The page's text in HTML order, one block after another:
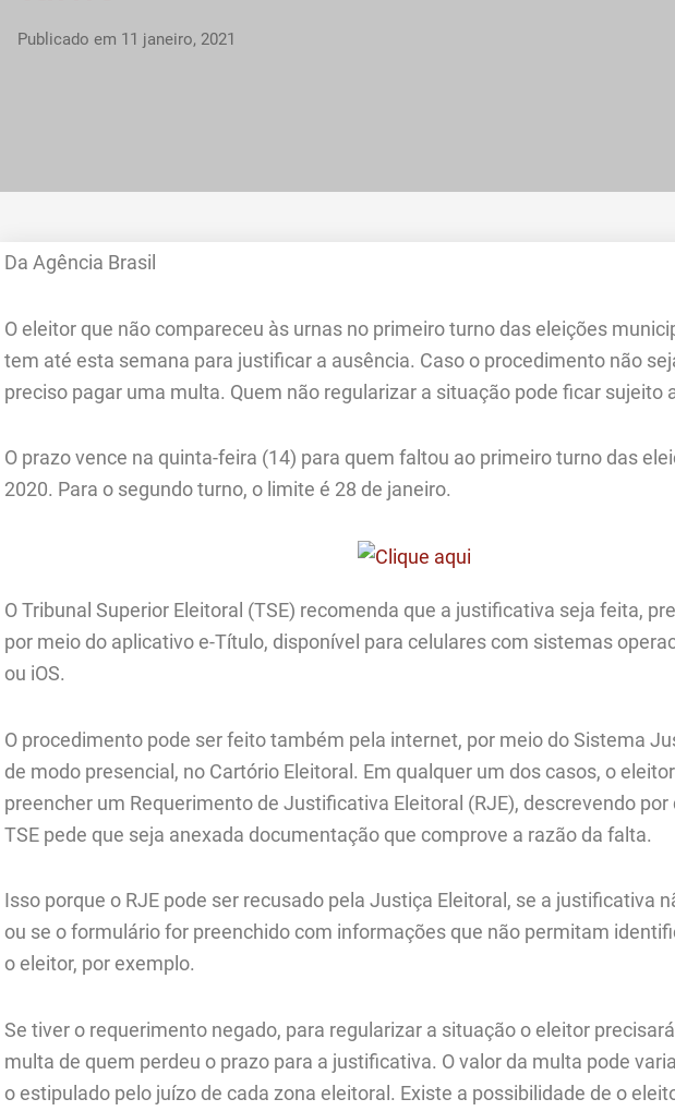
Publicado em 11 janeiro, 2021
Da Agência Brasil
O eleitor que não compareceu às urnas no primeiro turno das eleições
tem até esta semana para justificar a ausência. Caso o procedimento não
preciso pagar uma multa. Quem não regularizar a situação pode ficar sujeito
O prazo vence na quinta-feira (14) para quem faltou ao primeiro turno das
2020. Para o segundo turno, o limite é 28 de janeiro.
O Tribunal Superior Eleitoral (TSE) recomenda que a justificativa seja feita,
por meio do aplicativo e-Título, disponível para celulares com sistemas
ou iOS.
O procedimento pode ser feito também pela internet, por meio do Sistema
de modo presencial, no Cartório Eleitoral. Em qualquer um dos casos, o
preencher um Requerimento de Justificativa Eleitoral (RJE), descrevendo por
TSE pede que seja anexada documentação que comprove a razão da falta.
Isso porque o RJE pode ser recusado pela Justiça Eleitoral, se a justificativa
ou se o formulário for preenchido com informações que não permitam
o eleitor, por exemplo.
Se tiver o requerimento negado, para regularizar a situação o eleitor
multa de quem perdeu o prazo para a justificativa. O valor da multa pode
o estipulado pelo juízo de cada zona eleitoral. Existe a possibilidade de o